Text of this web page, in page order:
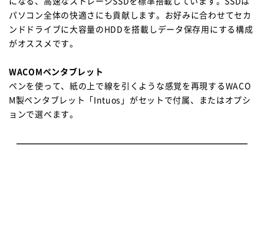
パソコン全体の快適さにも貢献します。お好みに合わせてセカ
ンドドライブに大容量のHDDを搭載しデータ保存用にする構成
がオススメです。
WACOMペンタブレット
ペンを使って、紙の上で線を引くような感覚を再現するWACO
M製ペンタブレット「Intuos」がセットで付属、またはオプシ
ョンで選べます。